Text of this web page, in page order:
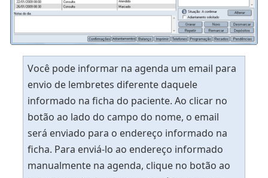
Você pode informar na agenda um email para
envio de lembretes diferente daquele
informado na ficha do paciente. Ao clicar no
botão ao lado do campo do nome, o email
será enviado para o endereço informado na
ficha. Para enviá-lo ao endereço informado
manualmente na agenda, clique no botão ao